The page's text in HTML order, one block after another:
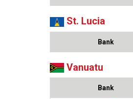
St. Lucia
Bank
Vanuatu
Bank